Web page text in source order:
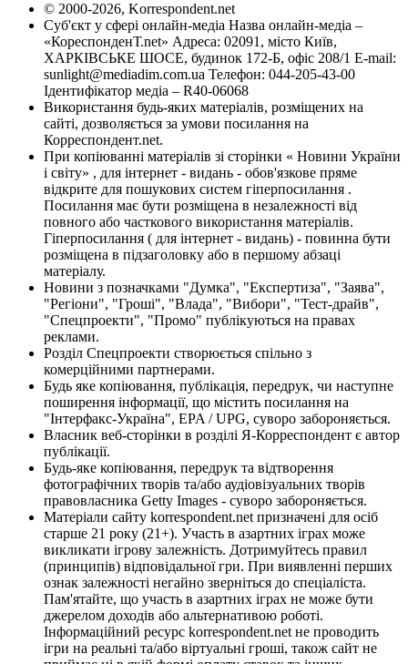
© 2000-2026, Korrespondent.net
Суб'єкт у сфері онлайн-медіа Назва онлайн-медіа –
«КореспонденТ.net» Адреса: 02091, місто Київ,
ХАРКІВСЬКЕ ШОСЕ, будинок 172-Б, офіс 208/1 E-mail:
sunlight@mediadim.com.ua Телефон: 044-205-43-00
Ідентифікатор медіа – R40-06068
Використання будь-яких матеріалів, розміщених на
сайті, дозволяється за умови посилання на
Корреспондент.net.
При копіюванні матеріалів зі сторінки « Новини України
і світу» , для інтернет - видань - обов'язкове пряме
відкрите для пошукових систем гіперпосилання .
Посилання має бути розміщена в незалежності від
повного або часткового використання матеріалів.
Гіперпосилання ( для інтернет - видань) - повинна бути
розміщена в підзаголовку або в першому абзаці
матеріалу.
Новини з позначками "Думка", "Експертиза", "Заява",
"Регіони", "Гроші", "Влада", "Вибори", "Тест-драйв",
"Спецпроекти", "Промо" публікуються на правах
реклами.
Розділ Спецпроекти створюється спільно з
комерційними партнерами.
Будь яке копіювання, публікація, передрук, чи наступне
поширення інформації, що містить посилання на
"Інтерфакс-Україна", EPA / UPG, суворо забороняється.
Власник веб-сторінки в розділі Я-Корреспондент є автор
публікації.
Будь-яке копіювання, передрук та відтворення
фотографічних творів та/або аудіовізуальних творів
правовласника Getty Images - суворо забороняється.
Матеріали сайту korrespondent.net призначені для осіб
старше 21 року (21+). Участь в азартних іграх може
викликати ігрову залежність. Дотримуйтесь правил
(принципів) відповідальної гри. При виявленні перших
ознак залежності негайно зверніться до спеціаліста.
Пам'ятайте, що участь в азартних іграх не може бути
джерелом доходів або альтернативою роботі.
Інформаційний ресурс korrespondent.net не проводить
ігри на реальні та/або віртуальні гроші, також сайт не